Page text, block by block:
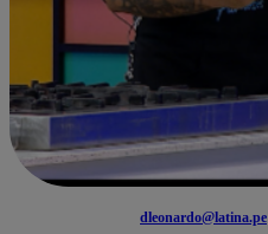
dleonardo@latina.pe